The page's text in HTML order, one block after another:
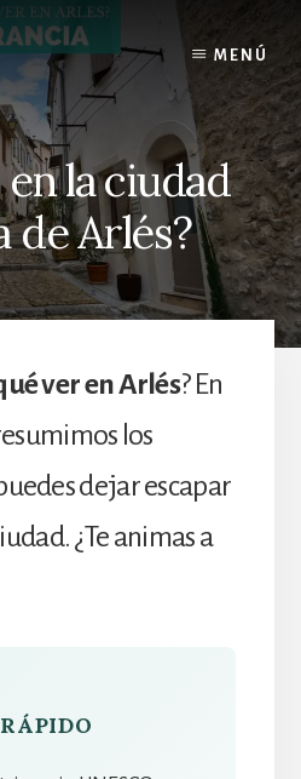
MENÚ
la ciudad
de Arlés?
ver en Arlés? En
los
dejar escapar
¿Te animas a